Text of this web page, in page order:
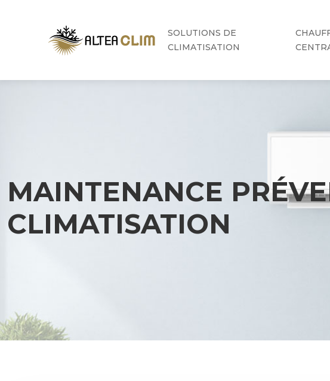
SOLUTIONS DE
CLIMATISATION
MAINTENANCE
CLIMATISATION